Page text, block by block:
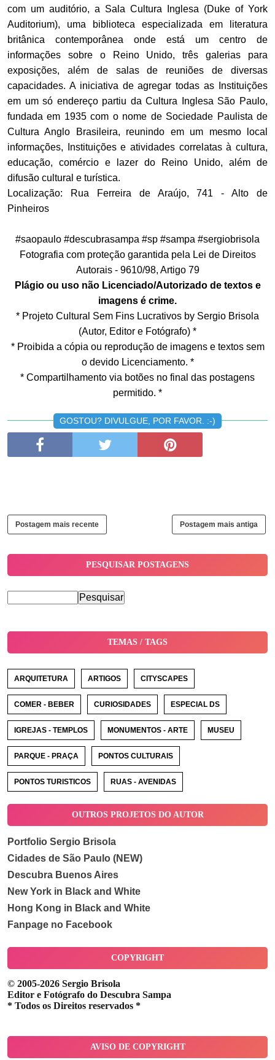
com um auditório, a Sala Cultura Inglesa (Duke of York
Auditorium), uma biblioteca especializada em literatura
britânica contemporânea onde está um centro de
informações sobre o Reino Unido, três galerias para
exposições, além de salas de reuniões de diversas
capacidades. A iniciativa de agregar todas as Instituições
em um só endereço partiu da Cultura Inglesa São Paulo,
fundada em 1935 com o nome de Sociedade Paulista de
Cultura Anglo Brasileira, reunindo em um mesmo local
informações, Instituições e atividades correlatas à cultura,
educação, comércio e lazer do Reino Unido, além de
difusão cultural e turística.
Localização: Rua Ferreira de Araújo, 741 - Alto de
Pinheiros
#saopaulo #descubrasampa #sp #sampa #sergiobrisola
Fotografia com proteção garantida pela Lei de Direitos
Autorais - 9610/98, Artigo 79
Plágio ou uso não Licenciado/Autorizado de textos e
imagens é crime.
* Projeto Cultural Sem Fins Lucrativos by Sergio Brisola
(Autor, Editor e Fotógrafo) *
* Proibida a cópia ou reprodução de imagens e textos sem
o devido Licenciamento. *
* Compartilhamento via botões no final das postagens
permitido. *
GOSTOU? DIVULGUE, POR FAVOR. :-)
Postagem mais recente Postagem mais antiga
PESQUISAR POSTAGENS
TEMAS / TAGS
ARQUITETURA ARTIGOS CITYSCAPES
COMER - BEBER CURIOSIDADES ESPECIAL DS
IGREJAS - TEMPLOS MONUMENTOS - ARTE MUSEU
PARQUE - PRAÇA PONTOS CULTURAIS
PONTOS TURISTICOS RUAS - AVENIDAS
OUTROS PROJETOS DO AUTOR
Portfolio Sergio Brisola
Cidades de São Paulo (NEW)
Descubra Buenos Aires
New York in Black and White
Hong Kong in Black and White
Fanpage no Facebook
COPYRIGHT
© 2005-2026 Sergio Brisola
Editor e Fotógrafo do Descubra Sampa
* Todos os Direitos reservados *
AVISO DE COPYRIGHT